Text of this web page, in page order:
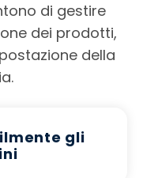
di gestire
dei prodotti,
della
gli